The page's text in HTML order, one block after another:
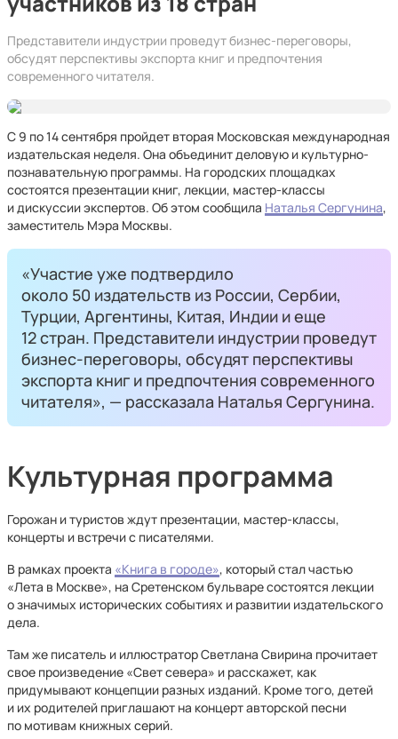
Представители индустрии проведут бизнес-переговоры,
обсудят перспективы экспорта книг и предпочтения
современного читателя.
С 9 по 14 сентября пройдет вторая Московская международная
издательская неделя. Она объединит деловую и культурно-
познавательную программы. На городских площадках
состоятся презентации книг, лекции, мастер-классы
и дискуссии экспертов. Об этом сообщила Наталья Сергунина,
заместитель Мэра Москвы.
«Участие уже подтвердило
около 50 издательств из России, Сербии,
Турции, Аргентины, Китая, Индии и еще
12 стран. Представители индустрии проведут
бизнес-переговоры, обсудят перспективы
экспорта книг и предпочтения современного
читателя», — рассказала Наталья Сергунина.
Культурная программа
Горожан и туристов ждут презентации, мастер-классы,
концерты и встречи с писателями.
В рамках проекта «Книга в городе», который стал частью
«Лета в Москве», на Сретенском бульваре состоятся лекции
о значимых исторических событиях и развитии издательского
дела.
Там же писатель и иллюстратор Светлана Свирина прочитает
свое произведение «Свет севера» и расскажет, как
придумывают концепции разных изданий. Кроме того, детей
и их родителей приглашают на концерт авторской песни
по мотивам книжных серий.